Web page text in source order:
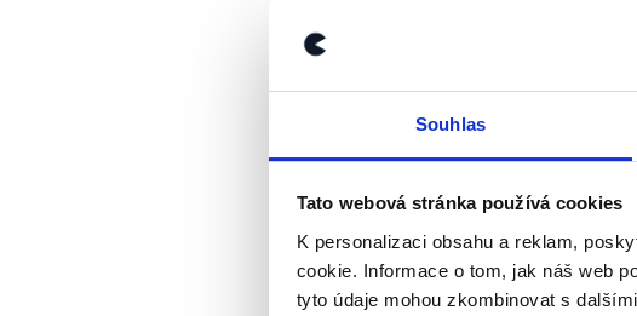
Souhlas
Tato webová stránka používá cookies
K personalizaci obsahu a reklam,
cookie. Informace o tom, jak náš web
tyto údaje mohou zkombinovat s
zpravodajského kurzu.
Výrok jsme zmínili